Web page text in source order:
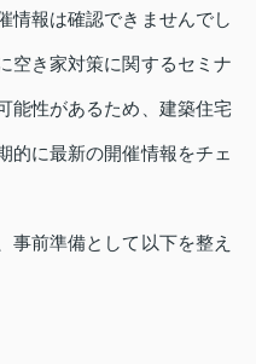
情報は確認できませんでし
空き家対策に関するセミナ
能性があるため、建築住宅
的に最新の開催情報をチェ
事前準備として以下を整え